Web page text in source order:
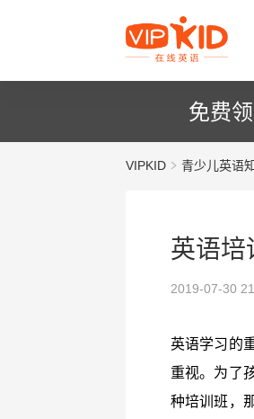
免费
VIPKID 青少儿英语
英语培
2019-07-30
英语学习的
重视。为了
种培训班，